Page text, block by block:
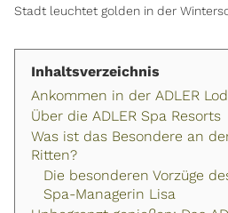
Stadt leuchtet golden in der
Inhaltsverzeichnis
Ankommen in der ADLER
Über die ADLER Spa Resorts
Was ist das Besondere an
Ritten?
Die besonderen Vorzüge
Spa-Managerin Lisa